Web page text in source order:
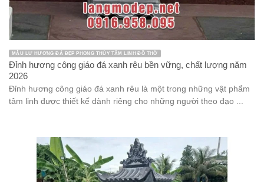
MẪU LƯ HƯƠNG ĐÁ ĐẸP PHONG THỦY TÂM LINH ĐỒ THỜ
Đỉnh hương công giáo đá xanh rêu bền vững, chất lượng năm
2026
Đỉnh hương công giáo đá xanh rêu là một trong những vật phẩm
tâm linh được thiết kế dành riêng cho những người theo đạo ...